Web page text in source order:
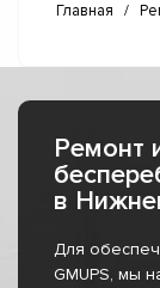
Главная /
Ремонт
в
Для
GMUPS, мы